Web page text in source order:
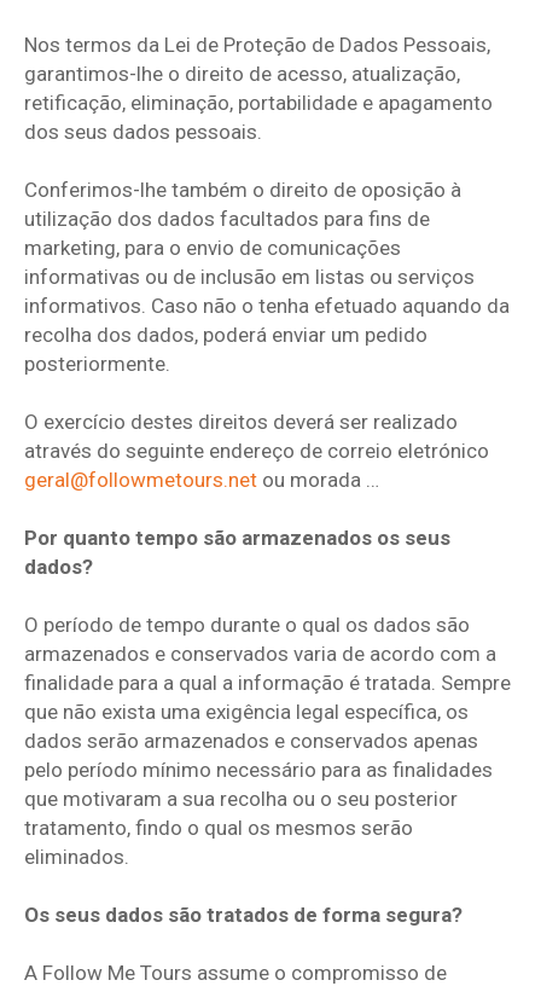
Nos termos da Lei de Proteção de Dados Pessoais,
garantimos-lhe o direito de acesso, atualização,
retificação, eliminação, portabilidade e apagamento
dos seus dados pessoais.
Conferimos-lhe também o direito de oposição à
utilização dos dados facultados para fins de
marketing, para o envio de comunicações
informativas ou de inclusão em listas ou serviços
informativos. Caso não o tenha efetuado aquando da
recolha dos dados, poderá enviar um pedido
posteriormente.
O exercício destes direitos deverá ser realizado
através do seguinte endereço de correio eletrónico
geral@followmetours.net ou morada …
Por quanto tempo são armazenados os seus
dados?
O período de tempo durante o qual os dados são
armazenados e conservados varia de acordo com a
finalidade para a qual a informação é tratada. Sempre
que não exista uma exigência legal específica, os
dados serão armazenados e conservados apenas
pelo período mínimo necessário para as finalidades
que motivaram a sua recolha ou o seu posterior
tratamento, findo o qual os mesmos serão
eliminados.
Os seus dados são tratados de forma segura?
A Follow Me Tours assume o compromisso de